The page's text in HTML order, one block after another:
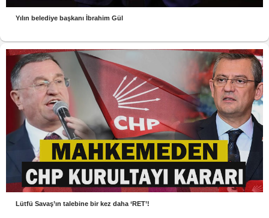
Yılın belediye başkanı İbrahim Gül
Lütfü Savaş’ın talebine bir kez daha ‘RET’!